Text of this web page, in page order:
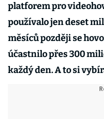
platforem pro
používalo jen deset
měsíců později se
účastnilo přes 300
každý den. A to si